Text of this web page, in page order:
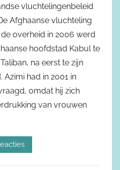
vluchtelingenbeleid
Afghaanse vluchteling
overheid in 2006 werd
hoofdstad Kabul te
na eerst te zijn
had in 2001 in
omdat hij zich
van vrouwen